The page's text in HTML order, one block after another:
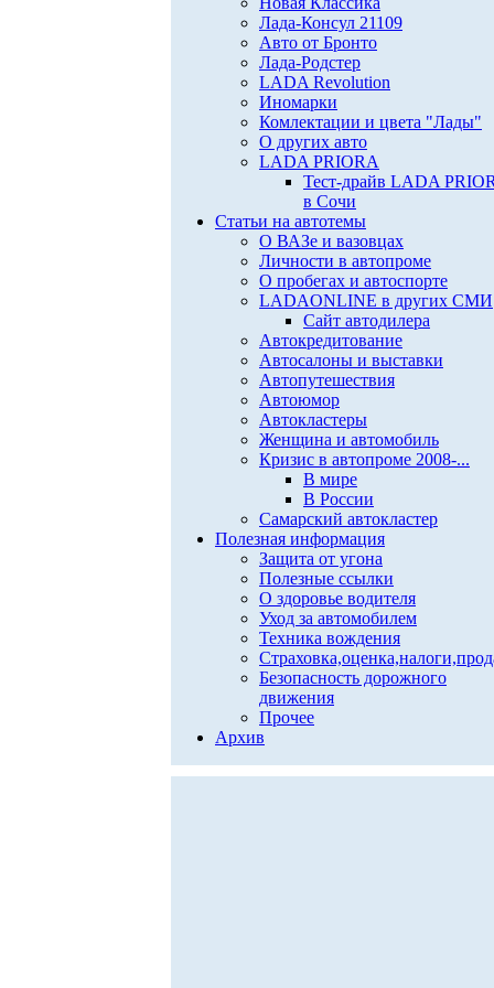
Лада-Консул 21109
Авто от Бронто
Лада-Родстер
LADA Revolution
Иномарки
Комлектации и цвета "Лады"
О других авто
LADA PRIORA
Тест-драйв LADA
в Сочи
Статьи на автотемы
О ВАЗе и вазовцах
Личности в автопроме
О пробегах и автоспорте
LADAONLINE в других СМИ
Сайт автодилера
Автокредитование
Автосалоны и выставки
Автопутешествия
Автоюмор
Автокластеры
Женщина и автомобиль
Кризис в автопроме 2008-...
В мире
В России
Самарский автокластер
Полезная информация
Защита от угона
Полезные ссылки
О здоровье водителя
Уход за автомобилем
Техника вождения
Безопасность дорожного
движения
Прочее
Архив